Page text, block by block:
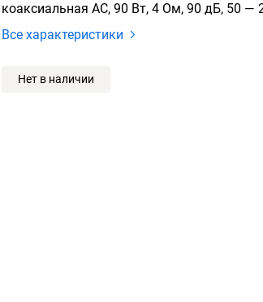
коаксиальная АС, 90 Вт, 4 Ом, 90 дБ, 50 —
Все характеристики
Нет в наличии